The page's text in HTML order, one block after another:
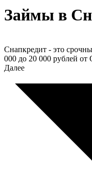
Займы в
Снапкредит - это
000 до 20 000
Далее